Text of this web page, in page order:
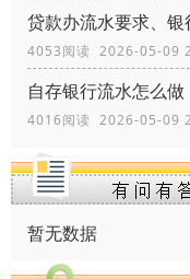
贷款办流水要求、
4053阅读 2026-05-09
自存银行流水怎么
4016阅读 2026-05-09
暂无数据